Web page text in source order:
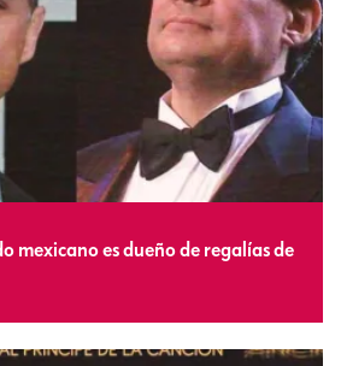
mexicano es dueño de regalías de